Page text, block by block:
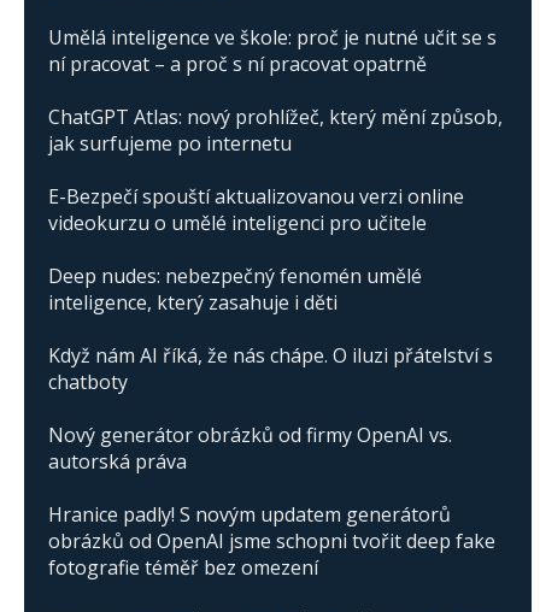
Umělá inteligence ve škole: proč je nutné učit se s
ní pracovat – a proč s ní pracovat opatrně
ChatGPT Atlas: nový prohlížeč, který mění způsob,
jak surfujeme po internetu
E-Bezpečí spouští aktualizovanou verzi online
videokurzu o umělé inteligenci pro učitele
Deep nudes: nebezpečný fenomén umělé
inteligence, který zasahuje i děti
Když nám AI říká, že nás chápe. O iluzi přátelství s
chatboty
Nový generátor obrázků od firmy OpenAI vs.
autorská práva
Hranice padly! S novým updatem generátorů
obrázků od OpenAI jsme schopni tvořit deep fake
fotografie téměř bez omezení